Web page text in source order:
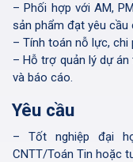
– Phối hợp với AM,
sản phẩm đạt yêu
– Tính toán nỗ lực, chi
– Hỗ trợ quản lý dự
và báo cáo.
Yêu cầu
– Tốt nghiệp đại
CNTT/Toán Tin hoặc